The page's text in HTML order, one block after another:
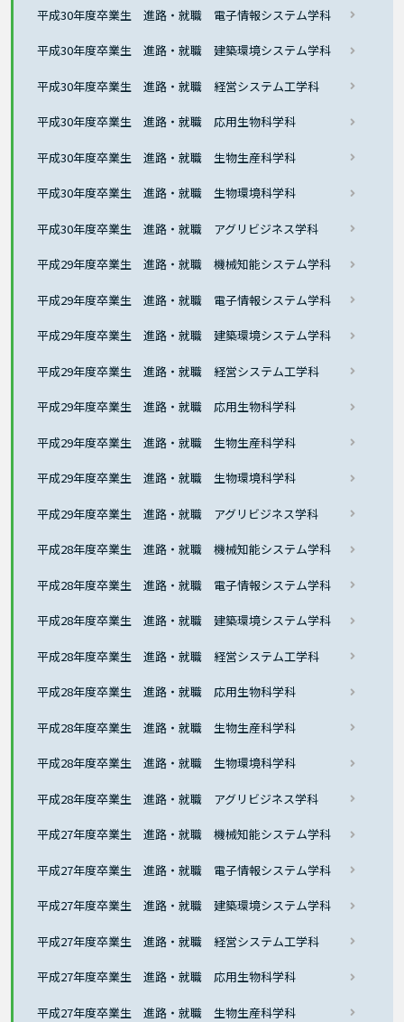
平成30年度卒業生 進路・就職 電子情報システム学科
平成30年度卒業生 進路・就職 建築環境システム学科
平成30年度卒業生 進路・就職 経営システム工学科
平成30年度卒業生 進路・就職 応用生物科学科
平成30年度卒業生 進路・就職 生物生産科学科
平成30年度卒業生 進路・就職 生物環境科学科
平成30年度卒業生 進路・就職 アグリビジネス学科
平成29年度卒業生 進路・就職 機械知能システム学科
平成29年度卒業生 進路・就職 電子情報システム学科
平成29年度卒業生 進路・就職 建築環境システム学科
平成29年度卒業生 進路・就職 経営システム工学科
平成29年度卒業生 進路・就職 応用生物科学科
平成29年度卒業生 進路・就職 生物生産科学科
平成29年度卒業生 進路・就職 生物環境科学科
平成29年度卒業生 進路・就職 アグリビジネス学科
平成28年度卒業生 進路・就職 機械知能システム学科
平成28年度卒業生 進路・就職 電子情報システム学科
平成28年度卒業生 進路・就職 建築環境システム学科
平成28年度卒業生 進路・就職 経営システム工学科
平成28年度卒業生 進路・就職 応用生物科学科
平成28年度卒業生 進路・就職 生物生産科学科
平成28年度卒業生 進路・就職 生物環境科学科
平成28年度卒業生 進路・就職 アグリビジネス学科
平成27年度卒業生 進路・就職 機械知能システム学科
平成27年度卒業生 進路・就職 電子情報システム学科
平成27年度卒業生 進路・就職 建築環境システム学科
平成27年度卒業生 進路・就職 経営システム工学科
平成27年度卒業生 進路・就職 応用生物科学科
平成27年度卒業生 進路・就職 生物生産科学科